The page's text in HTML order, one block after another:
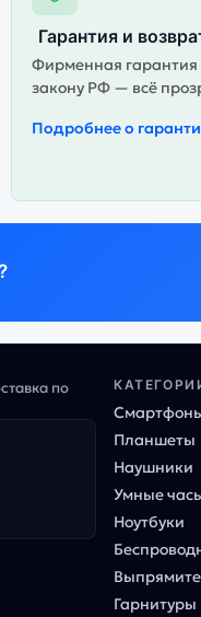
Гарантия и
Фирменная гарантия
закону РФ — всё
Подробнее о
по
Планшеты
Наушники
Умные
Ноутбуки
Гарнитуры